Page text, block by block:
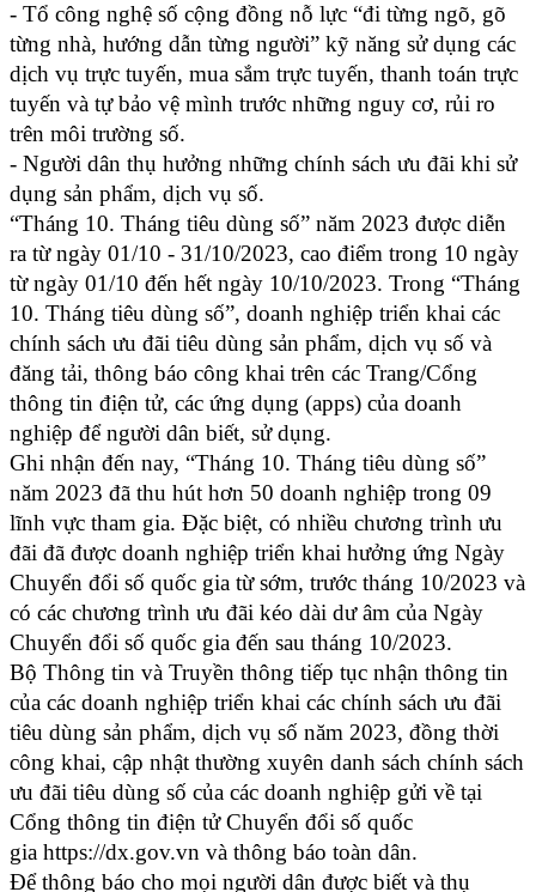
- Tổ công nghệ số cộng đồng nỗ lực “đi từng ngõ, gõ
từng nhà, hướng dẫn từng người” kỹ năng sử dụng các
dịch vụ trực tuyến, mua sắm trực tuyến, thanh toán trực
tuyến và tự bảo vệ mình trước những nguy cơ, rủi ro
trên môi trường số.
- Người dân thụ hưởng những chính sách ưu đãi khi sử
dụng sản phẩm, dịch vụ số.
“Tháng 10. Tháng tiêu dùng số” năm 2023 được diễn
ra từ ngày 01/10 - 31/10/2023, cao điểm trong 10 ngày
từ ngày 01/10 đến hết ngày 10/10/2023. Trong “Tháng
10. Tháng tiêu dùng số”, doanh nghiệp triển khai các
chính sách ưu đãi tiêu dùng sản phẩm, dịch vụ số và
đăng tải, thông báo công khai trên các Trang/Cổng
thông tin điện tử, các ứng dụng (apps) của doanh
nghiệp để người dân biết, sử dụng.
Ghi nhận đến nay, “Tháng 10. Tháng tiêu dùng số”
năm 2023 đã thu hút hơn 50 doanh nghiệp trong 09
lĩnh vực tham gia. Đặc biệt, có nhiều chương trình ưu
đãi đã được doanh nghiệp triển khai hưởng ứng Ngày
Chuyển đổi số quốc gia từ sớm, trước tháng 10/2023 và
có các chương trình ưu đãi kéo dài dư âm của Ngày
Chuyển đổi số quốc gia đến sau tháng 10/2023.
Bộ Thông tin và Truyền thông tiếp tục nhận thông tin
của các doanh nghiệp triển khai các chính sách ưu đãi
tiêu dùng sản phẩm, dịch vụ số năm 2023, đồng thời
công khai, cập nhật thường xuyên danh sách chính sách
ưu đãi tiêu dùng số của các doanh nghiệp gửi về tại
Cổng thông tin điện tử Chuyển đổi số quốc
gia https://dx.gov.vn và thông báo toàn dân.
Để thông báo cho mọi người dân được biết và thụ